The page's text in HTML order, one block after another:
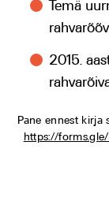
Temä
2015.
Pane ennest kirja
https://